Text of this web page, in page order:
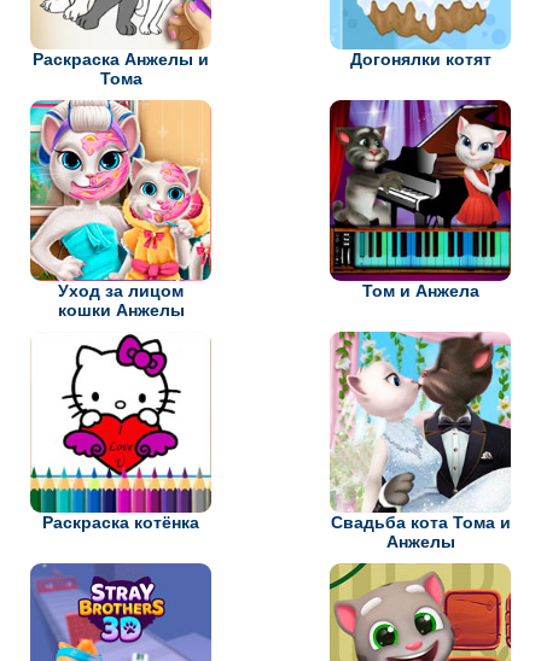
Раскраска Анжелы и
Тома
Догонялки котят
Уход за лицом
кошки Анжелы
Том и Анжела
Раскраска котёнка
Свадьба кота Тома и
Анжелы